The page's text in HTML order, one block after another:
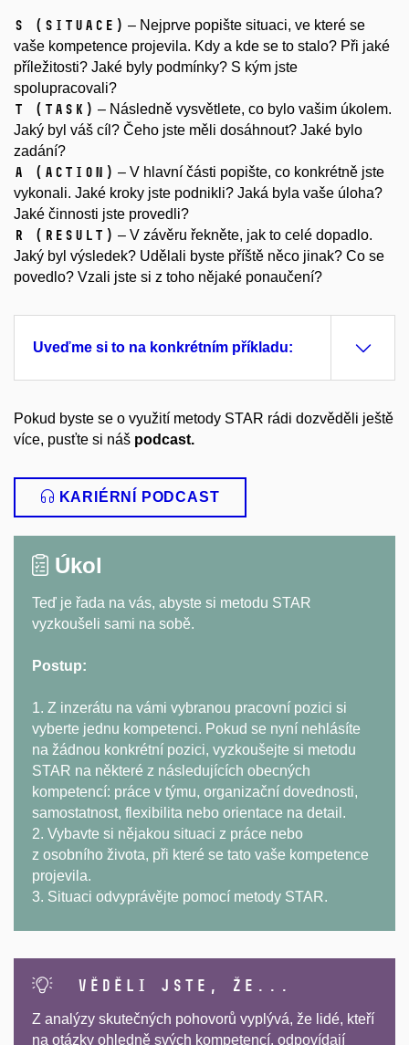
S (SITUACE) – Nejprve popište situaci, ve které se
vaše kompetence projevila. Kdy a kde se to stalo? Při jaké
příležitosti? Jaké byly podmínky? S kým jste
spolupracovali?
T (TASK) – Následně vysvětlete, co bylo vašim úkolem.
Jaký byl váš cíl? Čeho jste měli dosáhnout? Jaké bylo
zadání?
A (ACTION) – V hlavní části popište, co konkrétně jste
vykonali. Jaké kroky jste podnikli? Jaká byla vaše úloha?
Jaké činnosti jste provedli?
R (RESULT) – V závěru řekněte, jak to celé dopadlo.
Jaký byl výsledek? Udělali byste příště něco jinak? Co se
povedlo? Vzali jste si z toho nějaké ponaučení?
Uveďme si to na konkrétním příkladu:
Pokud byste se o využití metody STAR rádi dozvěděli ještě
více, pusťte si náš podcast.
KARIÉRNÍ PODCAST
Úkol
Teď je řada na vás, abyste si metodu STAR
vyzkoušeli sami na sobě.
Postup:
1. Z inzerátu na vámi vybranou pracovní pozici si
vyberte jednu kompetenci. Pokud se nyní nehlásíte
na žádnou konkrétní pozici, vyzkoušejte si metodu
STAR na některé z následujících obecných
kompetencí: práce v týmu, organizační dovednosti,
samostatnost, flexibilita nebo orientace na detail.
2. Vybavte si nějakou situaci z práce nebo
z osobního života, při které se tato vaše kompetence
projevila.
3. Situaci odvyprávějte pomocí metody STAR.
Věděli jste, že...
Z analýzy skutečných pohovorů vyplývá, že lidé, kteří
na otázky ohledně svých kompetencí, odpovídají